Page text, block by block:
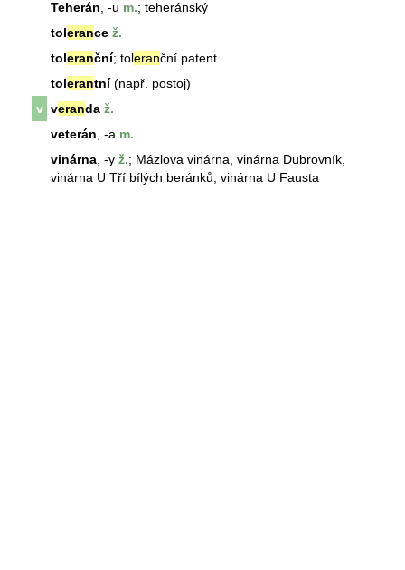
Teherán , -u m.; teheránský
tolerance ž.
toleranční; toleranční patent
tolerantní(např. postoj)
v veranda ž.
veterán , -a m.
vinárna , -y ž.; Mázlova vinárna vinárna Dubrovník,
vinárna U Tří bílých beránků, vinárna U Fausta